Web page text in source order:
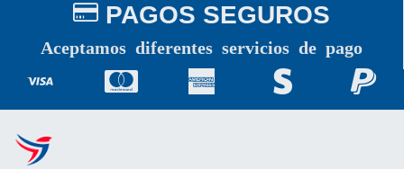
PAGOS SEGUROS
Aceptamos diferentes servicios de pago